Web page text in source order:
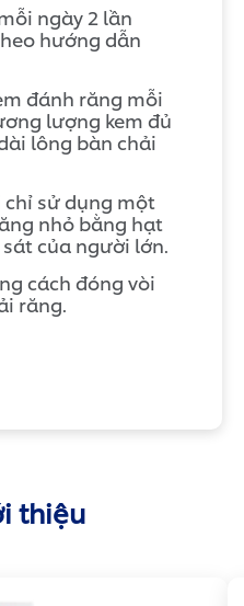
ngày 2 lần
hướng dẫn
đánh răng mỗi
lượng kem đủ
lông bàn chải
chỉ sử dụng một
nhỏ bằng hạt
của người lớn.
cách đóng vòi
răng.
thiệu